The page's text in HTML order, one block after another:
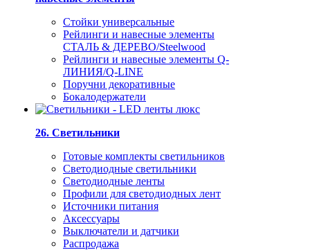
Стойки универсальные
Рейлинги и навесные элементы
СТАЛЬ & ДЕРЕВО/Steelwood
Рейлинги и навесные элементы Q-
ЛИНИЯ/Q-LINE
Поручни декоративные
Бокалодержатели
26. Светильники
Готовые комплекты светильников
Светодиодные светильники
Светодиодные ленты
Профили для светодиодных лент
Источники питания
Аксессуары
Выключатели и датчики
Распродажа